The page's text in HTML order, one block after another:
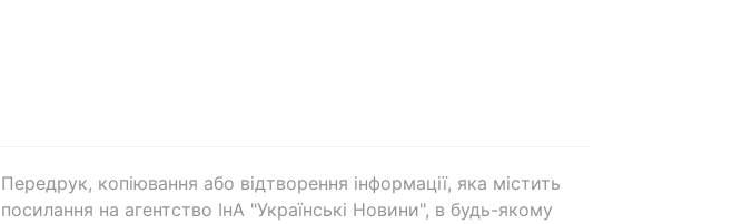
Передрук, копіювання або відтворення інформації, яка містить
посилання на агентство ІнА "Українські Новини", в будь-якому